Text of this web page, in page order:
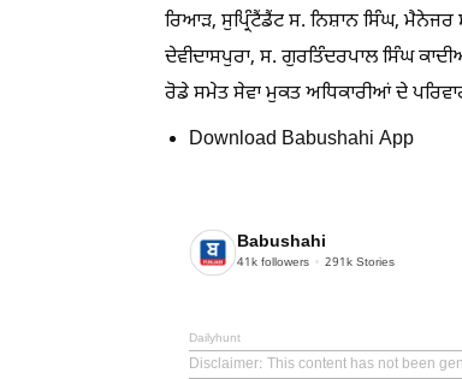
ਰਿਆੜ, ਸੁਪ੍ਰਿੰਟੈਂਡੈਂਟ ਸ. ਨਿਸ਼ਾਨ ਸਿੰਘ,
ਦੇਵੀਦਾਸਪੁਰਾ, ਸ. ਗੁਰਤਿੰਦਰਪਾਲ ਸਿੰਘ
ਰੋਡੇ ਸਮੇਤ ਸੇਵਾ ਮੁਕਤ ਅਧਿਕਾਰੀਆਂ ਦੇ
Download Babushahi App
Babushahi
41k followers 291k Stories
Dailyhunt
Disclaimer: This content has not been